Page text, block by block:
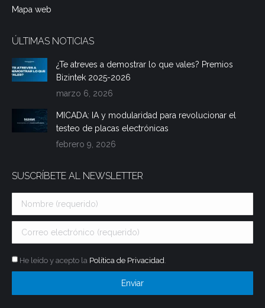
Mapa web
ÚLTIMAS NOTICIAS
¿Te atreves a demostrar lo que vales? Premios
Bizintek 2025-2026
marzo 6, 2026
MICADA: IA y modularidad para revolucionar el
testeo de placas electrónicas
febrero 9, 2026
SUSCRÍBETE AL NEWSLETTER
He leído y acepto la Política de Privacidad